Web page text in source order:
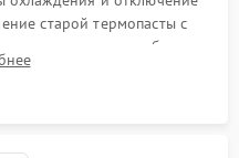
старой термопасты с
термопрокладок с банок
от пыли и окислов.